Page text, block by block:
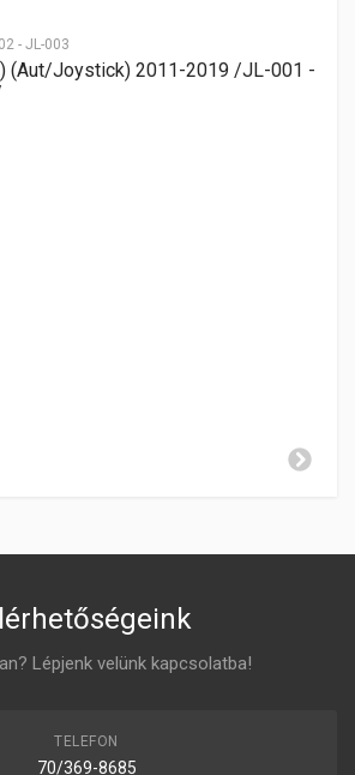
- JL-003
(Aut/Joystick) 2011-2019 /JL-001 -
Lépjenk velünk kapcsolatba!
TELEFON
70/369-8685